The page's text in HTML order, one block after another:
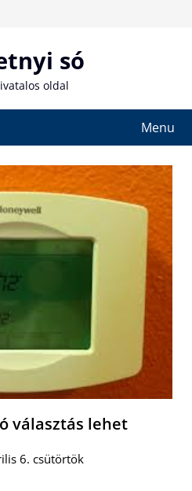
só
oldal
Menu
választás lehet
6. csütörtök